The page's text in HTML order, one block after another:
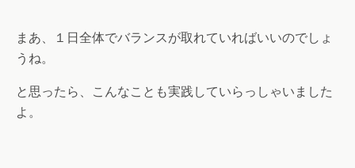
まあ、１日全体でバランスが取れていればいいのでしょ
うね。
と思ったら、こんなことも実践していらっしゃいました
よ。